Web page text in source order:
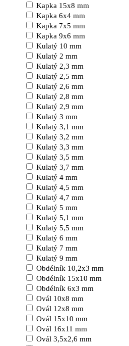
Kapka 15x8 mm
Kapka 6x4 mm
Kapka 7x5 mm
Kapka 9x6 mm
Kulatý 10 mm
Kulatý 2 mm
Kulatý 2,3 mm
Kulatý 2,5 mm
Kulatý 2,6 mm
Kulatý 2,8 mm
Kulatý 2,9 mm
Kulatý 3 mm
Kulatý 3,1 mm
Kulatý 3,2 mm
Kulatý 3,3 mm
Kulatý 3,5 mm
Kulatý 3,7 mm
Kulatý 4 mm
Kulatý 4,5 mm
Kulatý 4,7 mm
Kulatý 5 mm
Kulatý 5,1 mm
Kulatý 5,5 mm
Kulatý 6 mm
Kulatý 7 mm
Kulatý 9 mm
Obdélník 10,2x3 mm
Obdélník 15x10 mm
Obdélník 6x3 mm
Ovál 10x8 mm
Ovál 12x8 mm
Ovál 15x10 mm
Ovál 16x11 mm
Ovál 3,5x2,6 mm